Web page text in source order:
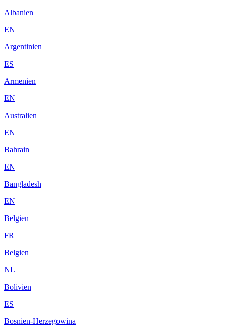
Albanien
EN
Argentinien
ES
Armenien
EN
Australien
EN
Bahrain
EN
Bangladesh
EN
Belgien
FR
Belgien
NL
Bolivien
ES
Bosnien-Herzegowina